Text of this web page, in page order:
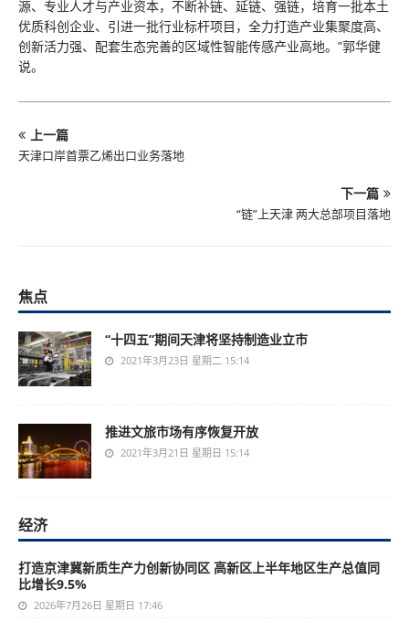
源、专业人才与产业资本，不断补链、延链、强链，培育一批本土
优质科创企业、引进一批行业标杆项目，全力打造产业集聚度高、
创新活力强、配套生态完善的区域性智能传感产业高地。”郭华健
说。
上一篇
天津口岸首票乙烯出口业务落地
下一篇
“链”上天津 两大总部项目落地
焦点
“十四五”期间天津将坚持制造业立市
2021年3月23日 星期二 15:14
推进文旅市场有序恢复开放
2021年3月21日 星期日 15:14
经济
打造京津冀新质生产力创新协同区 高新区上半年地区生产总值同
比增长9.5%
2026年7月26日 星期日 17:46